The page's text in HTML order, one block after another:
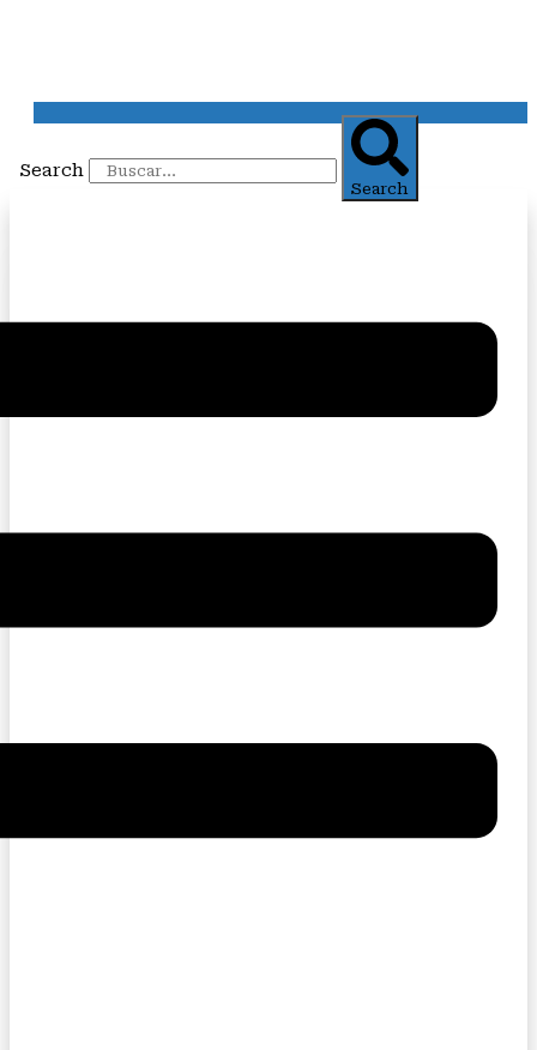
Search
Search